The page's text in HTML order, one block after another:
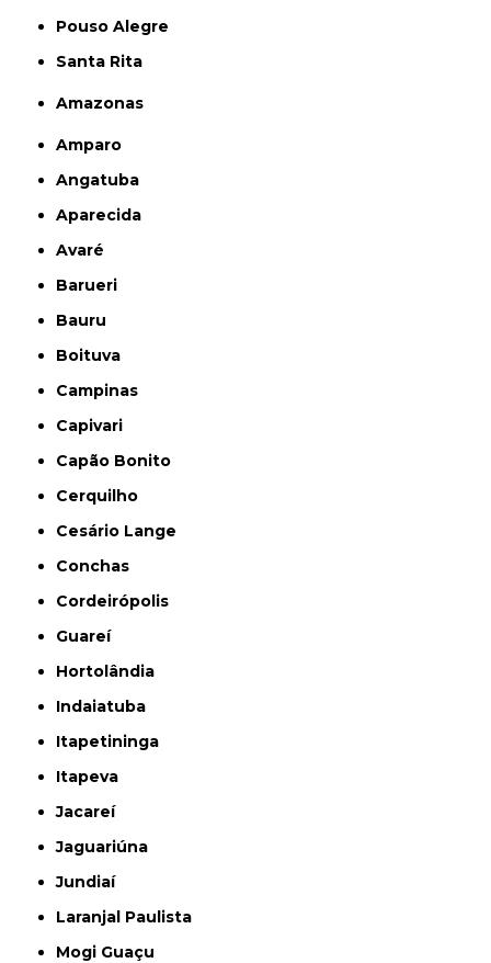
Pouso Alegre
Santa Rita
Amazonas
Amparo
Angatuba
Aparecida
Avaré
Barueri
Bauru
Boituva
Campinas
Capivari
Capão Bonito
Cerquilho
Cesário Lange
Conchas
Cordeirópolis
Guareí
Hortolândia
Indaiatuba
Itapetininga
Itapeva
Jacareí
Jaguariúna
Jundiaí
Laranjal Paulista
Mogi Guaçu